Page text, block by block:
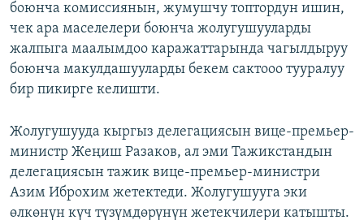
боюнча комиссиянын, жумушчу топтордун ишин,
чек ара маселелери боюнча жолугушууларды
жалпыга маалымдоо каражаттарында чагылдыруу
боюнча макулдашууларды бекем сактооо тууралуу
бир пикирге келишти.
Жолугушууда кыргыз делегациясын вице-премьер-
министр Жеңиш Разаков, ал эми Тажикстандын
делегациясын тажик вице-премьер-министри
Азим Иброхим жетектеди. Жолугушууга эки
өлкөнүн күч түзүмдөрүнүн жетекчилери катышты.